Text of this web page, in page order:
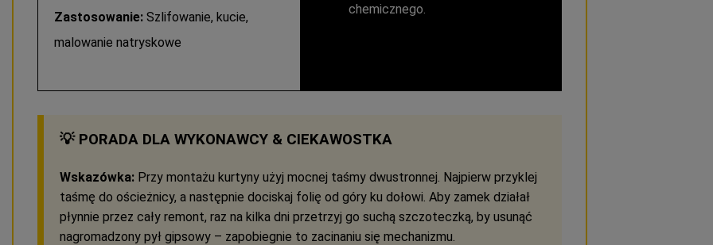
Zastosowanie: Szlifowanie, kucie,
malowanie natryskowe
chemicznego.
💡 PORADA DLA WYKONAWCY & CIEKAWOSTKA
Wskazówka: Przy montażu kurtyny użyj mocnej taśmy dwustronnej. Najpierw przyklej
taśmę do ościeżnicy, a następnie dociskaj folię od góry ku dołowi. Aby zamek działał
płynnie przez cały remont, raz na kilka dni przetrzyj go suchą szczoteczką, by usunąć
nagromadzony pył gipsowy – zapobiegnie to zacinaniu się mechanizmu.